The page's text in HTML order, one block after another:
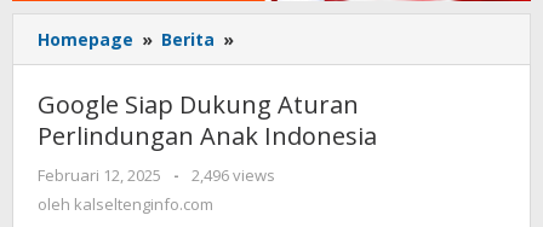
Homepage » Berita »
Siap
Aturan
Perlindungan
Anak
Google Siap Dukung Aturan
Perlindungan Anak Indonesia
Februari 12, 2025
oleh
kalseltenginfo.com
-
2,496 views
oleh kalseltenginfo.com